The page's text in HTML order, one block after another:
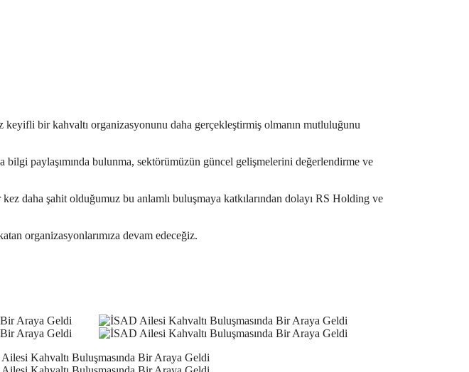
bir kahvaltı organizasyonunu daha gerçekleştirmiş olmanın mutluluğunu
bilgi paylaşımında bulunma, sektörümüzün güncel gelişmelerini değerlendirme ve
daha şahit olduğumuz bu anlamlı buluşmaya katkılarından dolayı RS Holding ve
organizasyonlarımıza devam edeceğiz.